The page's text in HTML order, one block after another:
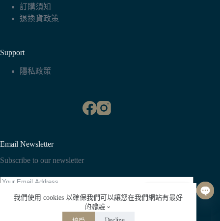
我們使用 cookies 以確保我們可以讓您在我們網站有最好
的體驗。
訂購須知
退換貨政策
Support
隱私政策
Email Newsletter
Subscribe to our newsletter